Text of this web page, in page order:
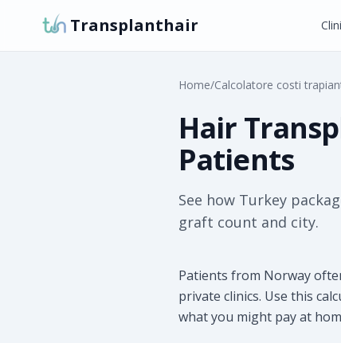
Transplanthair
Home/Calcolatore costi
Hair
Patients
See how Turkey
graft count and city.
Patients from Norway
private clinics. Use this
what you might pay at